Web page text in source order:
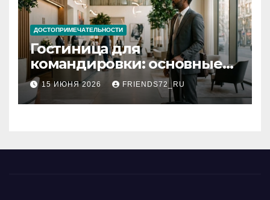
ДОСТОПРИМЕЧАТЕЛЬНОСТИ
Гостиница для
командировки: основные
критерии выбора
15 ИЮНЯ 2026 FRIENDS72_RU